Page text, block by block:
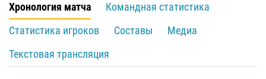
Хронология матча
Командная статистика
Статистика игроков
Составы
Медиа
Текстовая трансляция